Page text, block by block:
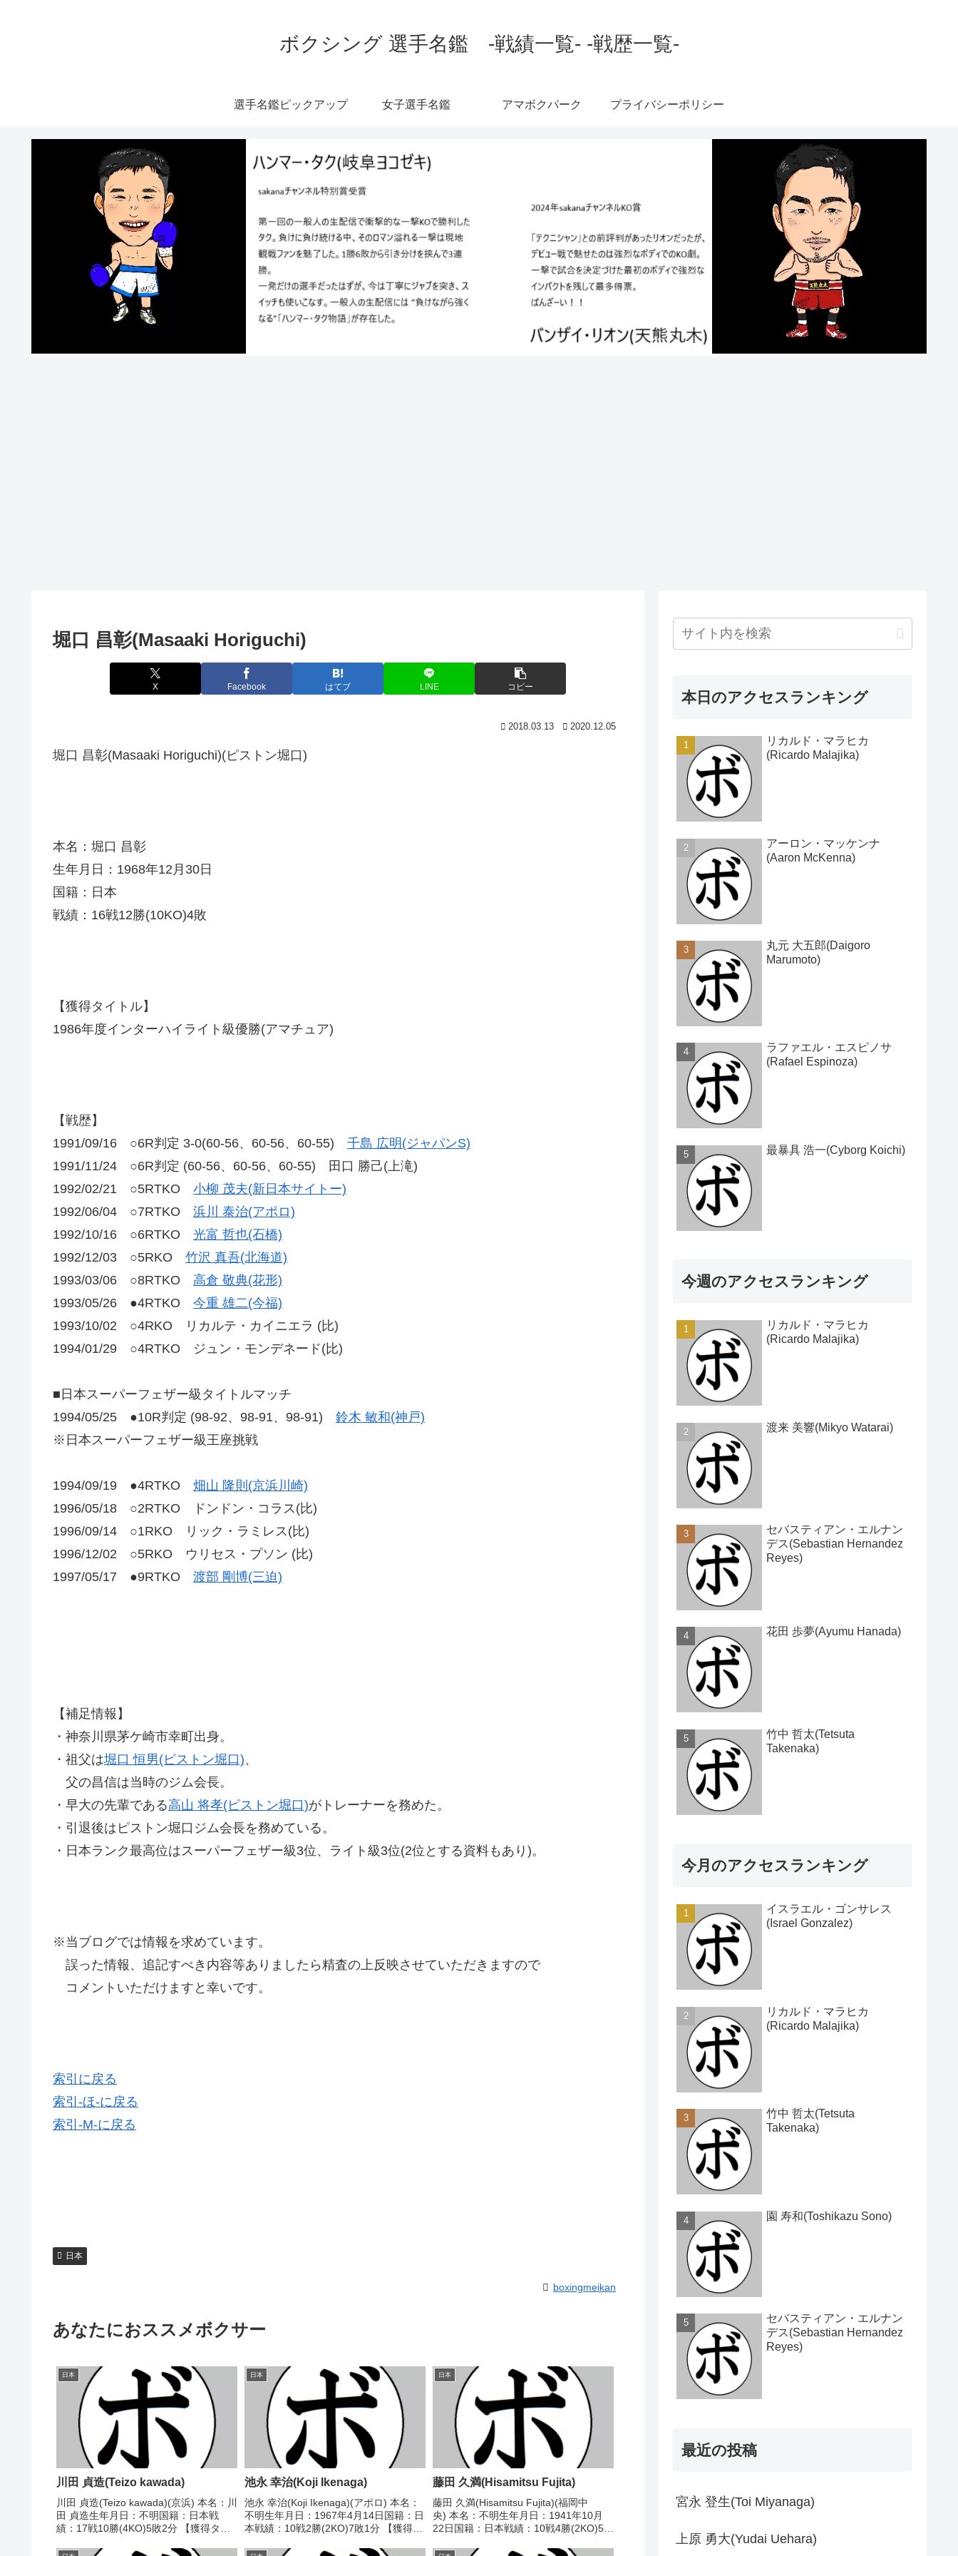
ボクシング 選手名鑑 -戦績一覧- -戦歴一覧-
選手名鑑ピックアップ 女子選手名鑑 アマボクパーク プライバシーポリシー
堀口 昌彰(Masaaki Horiguchi)
X Facebook はてブ LINE コピー
2018.03.13 2020.12.05
堀口 昌彰(Masaaki Horiguchi)(ピストン堀口)
本名：堀口 昌彰
生年月日：1968年12月30日
国籍：日本
戦績：16戦12勝(10KO)4敗
【獲得タイトル】
1986年度インターハイライト級優勝(アマチュア)
【戦歴】
1991/09/16 ○6R判定 3-0(60-56、60-56、60-55) 千島 広明(ジャパンS)
1991/11/24 ○6R判定 (60-56、60-56、60-55) 田口 勝己(上滝)
1992/02/21 ○5RTKO 小柳 茂夫(新日本サイトー)
1992/06/04 ○7RTKO 浜川 泰治(アポロ)
1992/10/16 ○6RTKO 光富 哲也(石橋)
1992/12/03 ○5RKO 竹沢 真吾(北海道)
1993/03/06 ○8RTKO 高倉 敬典(花形)
1993/05/26 ●4RTKO 今重 雄二(今福)
1993/10/02 ○4RKO リカルテ・カイニエラ (比)
1994/01/29 ○4RTKO ジュン・モンデネード(比)
■日本スーパーフェザー級タイトルマッチ
1994/05/25 ●10R判定 (98-92、98-91、98-91) 鈴木 敏和(神戸)
※日本スーパーフェザー級王座挑戦
1994/09/19 ●4RTKO 畑山 隆則(京浜川崎)
1996/05/18 ○2RTKO ドンドン・コラス(比)
1996/09/14 ○1RKO リック・ラミレス(比)
1996/12/02 ○5RKO ウリセス・プソン (比)
1997/05/17 ●9RTKO 渡部 剛博(三迫)
【補足情報】
・神奈川県茅ケ崎市幸町出身。
・祖父は堀口 恒男(ピストン堀口)、
父の昌信は当時のジム会長。
・早大の先輩である高山 将孝(ピストン堀口)がトレーナーを務めた。
・引退後はピストン堀口ジム会長を務めている。
・日本ランク最高位はスーパーフェザー級3位、ライト級3位(2位とする資料もあり)。
※当ブログでは情報を求めています。
誤った情報、追記すべき内容等ありましたら精査の上反映させていただきますので
コメントいただけますと幸いです。
索引に戻る
索引-ほ-に戻る
索引-M-に戻る
日本
boxingmeikan
あなたにおススメボクサー
日本
川田 貞造(Teizo kawada)
川田 貞造(Teizo kawada)(京浜) 本名：川
田 貞造生年月日：不明国籍：日本戦
績：17戦10勝(4KO)5敗2分 【獲得タイ
●3RKO ジョー・カミロ(国
日本
池永 幸治(Koji Ikenaga)
池永 幸治(Koji Ikenaga)(アポロ) 本名：
不明生年月日：1967年4月14日国籍：日
本戦績：10戦2勝(2KO)7敗1分 【獲得タ
○1RKO 岩井 芳幸(尼
日本
藤田 久満(Hisamitsu Fujita)
藤田 久満(Hisamitsu Fujita)(福岡中
央) 本名：不明生年月日：1941年10月
22日国籍：日本戦績：10戦4勝(2KO)5敗
1969/06/16 ○4R判定 (採点不明) 吉武
本日のアクセスランキング
リカルド・マラヒカ
(Ricardo Malajika)
アーロン・マッケンナ
(Aaron McKenna)
丸元 大五郎(Daigoro
Marumoto)
ラファエル・エスピノサ
(Rafael Espinoza)
最暴具 浩一(Cyborg Koichi)
今週のアクセスランキング
リカルド・マラヒカ
(Ricardo Malajika)
渡来 美響(Mikyo Watarai)
セバスティアン・エルナン
デス(Sebastian Hernandez
Reyes)
花田 歩夢(Ayumu Hanada)
竹中 哲太(Tetsuta
Takenaka)
今月のアクセスランキング
イスラエル・ゴンサレス
(Israel Gonzalez)
リカルド・マラヒカ
(Ricardo Malajika)
竹中 哲太(Tetsuta
Takenaka)
園 寿和(Toshikazu Sono)
セバスティアン・エルナン
デス(Sebastian Hernandez
Reyes)
最近の投稿
宮永 登生(Toi Miyanaga)
上原 勇大(Yudai Uehara)